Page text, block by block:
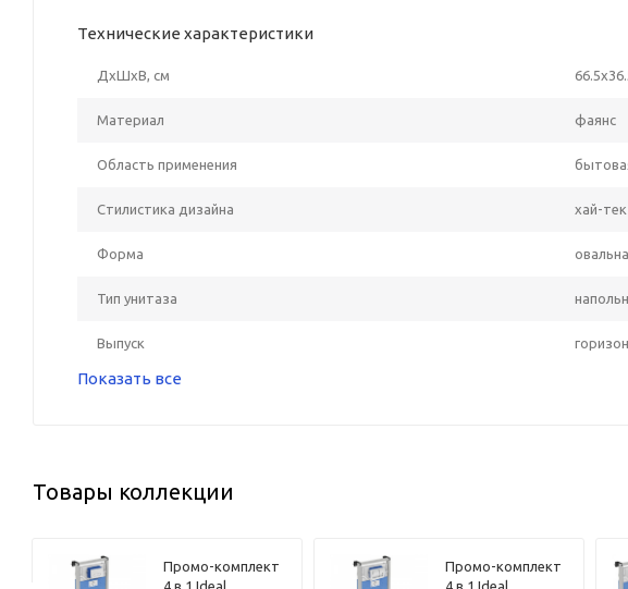
Технические характеристики
ДxШxВ, см
Материал фаянс
Область применения
Стилистика дизайна хай-тек
Форма
Тип унитаза
Выпуск
Показать все
Товары коллекции
Промо-комплект
Промо-комплект